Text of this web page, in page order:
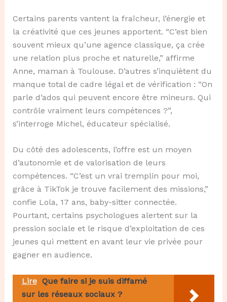
Certains parents vantent la fraîcheur, l’énergie et
la créativité que ces jeunes apportent. “C’est bien
souvent mieux qu’une agence classique, ça crée
une relation plus proche et naturelle,” affirme
Anne, maman à Toulouse. D’autres s’inquiètent du
manque total de cadre légal et de vérification : “On
parle d’ados qui peuvent encore être mineurs. Qui
contrôle vraiment leurs compétences ?”,
s’interroge Michel, éducateur spécialisé.
Du côté des adolescents, l’offre est un moyen
d’autonomie et de valorisation de leurs
compétences. “C’est un vrai tremplin pour moi,
grâce à TikTok je trouve facilement des missions,”
confie Lola, 17 ans, baby-sitter connectée.
Pourtant, certains psychologues alertent sur la
pression sociale et le risque d’exploitation de ces
jeunes qui mettent en avant leur vie privée pour
gagner en audience.
Lire Que faire si je suis diffamé
sur les réseaux sociaux ?